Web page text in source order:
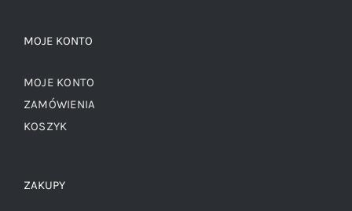
MOJE KONTO
MOJE KONTO
ZAMÓWIENIA
KOSZYK
ZAKUPY